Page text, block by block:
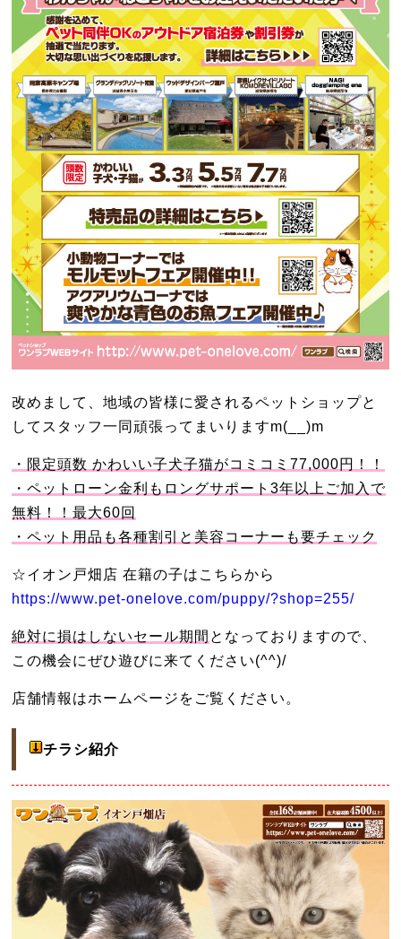
改めまして、地域の皆様に愛されるペットショップと
してスタッフ一同頑張ってまいりますm(__)m
・限定頭数 かわいい子犬子猫がコミコミ77,000円！！
・ペットローン金利もロングサポート3年以上ご加入で
無料！！最大60回
・ペット用品も各種割引と美容コーナーも要チェック
☆イオン戸畑店 在籍の子はこちらから
https://www.pet-onelove.com/puppy/?shop=255/
絶対に損はしないセール期間 となっておりますので、
この機会にぜひ遊びに来てください(^^)/
店舗情報はホームページをご覧ください。
チラシ紹介